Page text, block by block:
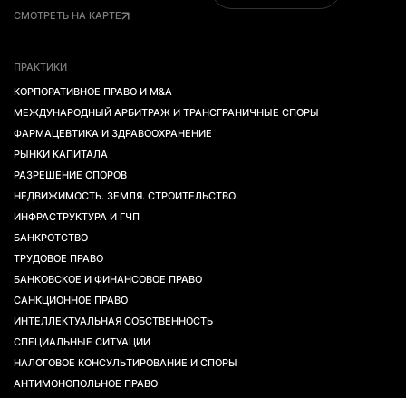
СМОТРЕТЬ НА КАРТЕ
ПРАКТИКИ
КОРПОРАТИВНОЕ ПРАВО И M&A
МЕЖДУНАРОДНЫЙ АРБИТРАЖ И ТРАНСГРАНИЧНЫЕ СПОРЫ
ФАРМАЦЕВТИКА И ЗДРАВООХРАНЕНИЕ
РЫНКИ КАПИТАЛА
РАЗРЕШЕНИЕ СПОРОВ
НЕДВИЖИМОСТЬ. ЗЕМЛЯ. СТРОИТЕЛЬСТВО.
ИНФРАСТРУКТУРА И ГЧП
БАНКРОТСТВО
ТРУДОВОЕ ПРАВО
БАНКОВСКОЕ И ФИНАНСОВОЕ ПРАВО
САНКЦИОННОЕ ПРАВО
ИНТЕЛЛЕКТУАЛЬНАЯ СОБСТВЕННОСТЬ
СПЕЦИАЛЬНЫЕ СИТУАЦИИ
НАЛОГОВОЕ КОНСУЛЬТИРОВАНИЕ И СПОРЫ
АНТИМОНОПОЛЬНОЕ ПРАВО